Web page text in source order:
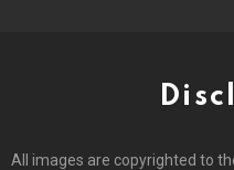
All images are copyrighted to